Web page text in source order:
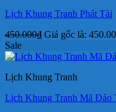
Lịch Khung Tranh Phát Tài
450.000₫ Giá gốc là:
Sale
Lịch Khung Tranh
Lịch Khung Tranh Mã Đáo